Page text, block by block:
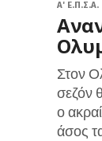
A' Ε.Π.Σ.Α.
Στον
σεζόν
ο
άσος